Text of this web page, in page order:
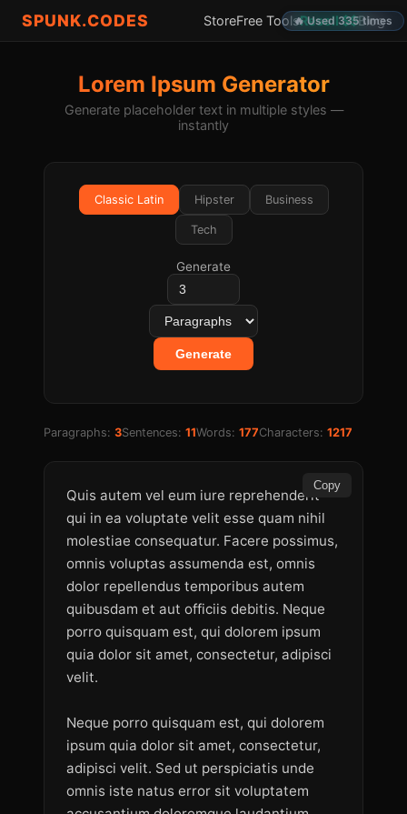
SPUNK.CODES StoreFree ToolsResell $$Blog
Lorem Ipsum Generator
Generate placeholder text in multiple styles —
instantly
Classic Latin Hipster Business
Tech
Generate
Generate
Paragraphs: 3Sentences: 11Words: 177Characters: 1217
Copy
Quis autem vel eum iure reprehenderit
qui in ea voluptate velit esse quam nihil
molestiae consequatur. Facere possimus,
omnis voluptas assumenda est, omnis
dolor repellendus temporibus autem
quibusdam et aut officiis debitis. Neque
porro quisquam est, qui dolorem ipsum
quia dolor sit amet, consectetur, adipisci
velit.
Neque porro quisquam est, qui dolorem
ipsum quia dolor sit amet, consectetur,
adipisci velit. Sed ut perspiciatis unde
omnis iste natus error sit voluptatem
🔥 Used 335 times